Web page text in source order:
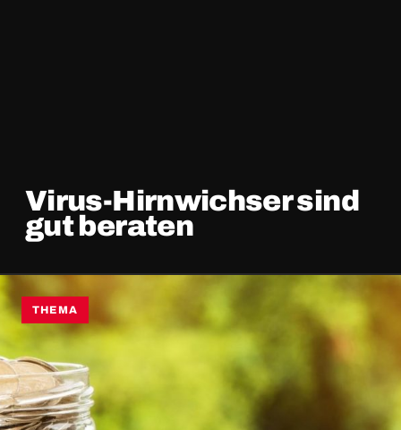
Virus-Hirnwichser sind
gut beraten
THEMA